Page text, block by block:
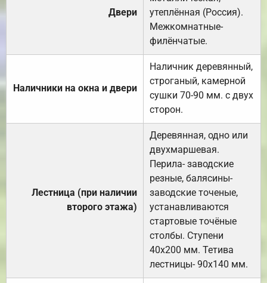
Двери
утеплённая (Россия).
Межкомнатные-
филёнчатые.
Наличники на окна и двери
Наличник деревянный,
строганый, камерной
сушки 70-90 мм. с двух
сторон.
Лестница (при наличии
второго этажа)
Деревянная, одно или
двухмаршевая.
Перила- заводские
резные, балясины-
заводские точеные,
устанавливаются
стартовые точёные
столбы. Ступени
40х200 мм. Тетива
лестницы- 90х140 мм.